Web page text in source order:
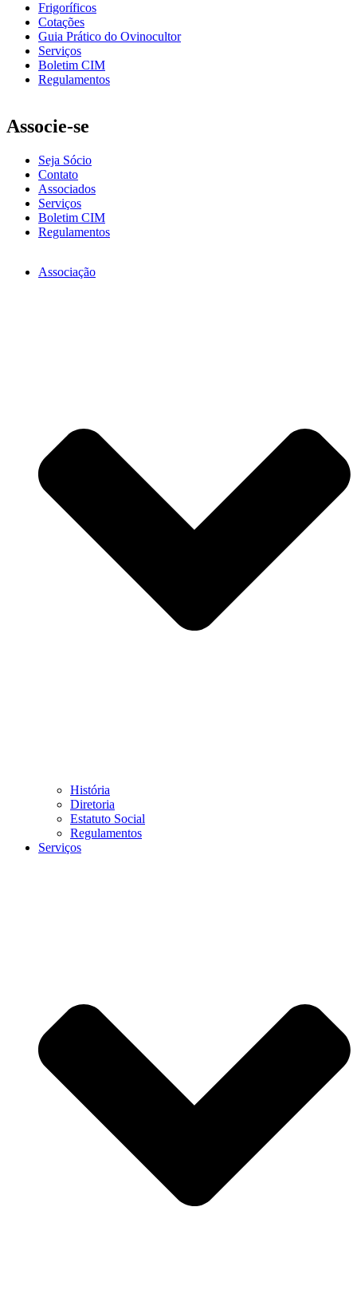
Frigoríficos
Cotações
Guia Prático do Ovinocultor
Serviços
Boletim CIM
Regulamentos
Associe-se
Seja Sócio
Contato
Associados
Serviços
Boletim CIM
Regulamentos
Associação
História
Diretoria
Estatuto Social
Regulamentos
Serviços